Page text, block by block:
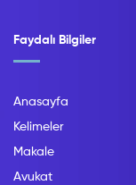
Faydalı Bilgiler
Anasayfa
Kelimeler
Makale
Avukat